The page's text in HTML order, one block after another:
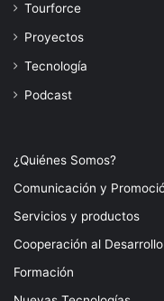
Tourforce
Proyectos
Tecnología
Podcast
¿Quiénes Somos?
Comunicación y
Servicios y productos
Cooperación al Desarrollo
Formación